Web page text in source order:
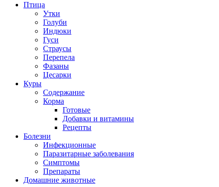
Птица
Утки
Голуби
Индюки
Гуси
Страусы
Перепела
Фазаны
Цесарки
Куры
Содержание
Корма
Готовые
Добавки и витамины
Рецепты
Болезни
Инфекционные
Паразитарные заболевания
Симптомы
Препараты
Домашние животные